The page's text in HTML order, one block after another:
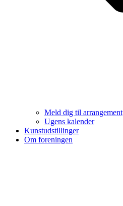
Meld dig til arrangement
Ugens kalender
Kunstudstillinger
Om foreningen